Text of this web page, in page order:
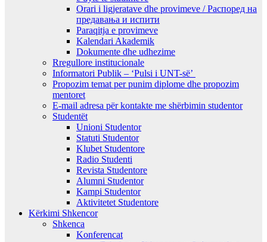
Orari i ligjeratave dhe provimeve / Распоред на
предавањa и испити
Paraqitja e provimeve
Kalendari Akademik
Dokumente dhe udhezime
Rregullore institucionale
Informatori Publik – ‘Pulsi i UNT-së’
Propozim temat per punim diplome dhe propozim
mentoret
E-mail adresa për kontakte me shërbimin studentor
Studentët
Unioni Studentor
Statuti Studentor
Klubet Studentore
Radio Studenti
Revista Studentore
Alumni Studentor
Kampi Studentor
Aktivitetet Studentore
Kërkimi Shkencor
Shkenca
Konferencat